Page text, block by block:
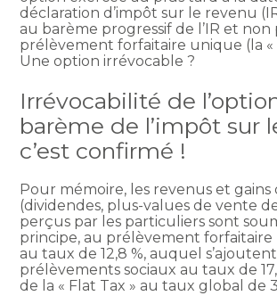
déclaration d’impôt sur le revenu
au barème progressif de l’IR et non
prélèvement forfaitaire unique (la «
Une option irrévocable ?
Irrévocabilité de
barème de l’impôt sur
c’est confirmé !
Pour mémoire, les revenus et gains
(dividendes, plus-values de vente
perçus par les particuliers sont
principe, au prélèvement forfaitaire
au taux de 12,8 %, auquel
prélèvements sociaux au taux de
de la « Flat Tax » au taux global de